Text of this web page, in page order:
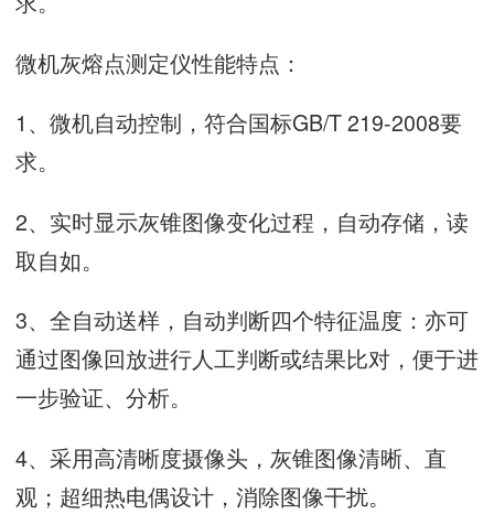
微机灰熔点测定仪性能特点：
1、微机自动控制，符合国标GB/T 219-2008要
求。
2、实时显示灰锥图像变化过程，自动存储，读
取自如。
3、全自动送样，自动判断四个特征温度：亦可
通过图像回放进行人工判断或结果比对，便于进
一步验证、分析。
4、采用高清晰度摄像头，灰锥图像清晰、直
观；超细热电偶设计，消除图像干扰。